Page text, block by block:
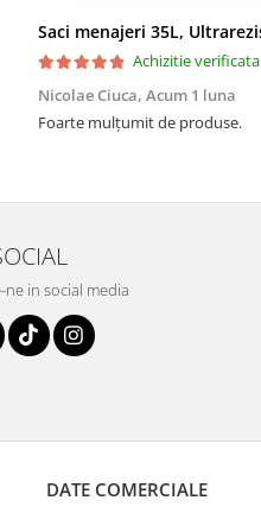
Achizitie verificata
Nicolae Ciuca, Acum 1 luna
Foarte mulțumit de produse.
ne in social media
DATE COMERCIALE